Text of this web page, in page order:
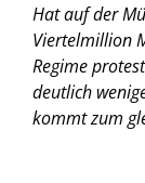
Hat auf der
Viertelmillion
Regime
deutlich
kommt zum